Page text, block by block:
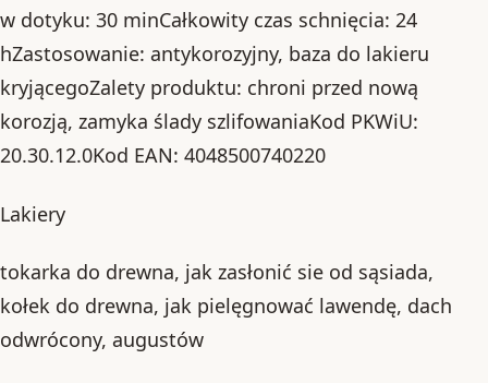
w dotyku: 30 minCałkowity czas schnięcia: 24
hZastosowanie: antykorozyjny, baza do lakieru
kryjącegoZalety produktu: chroni przed nową
korozją, zamyka ślady szlifowaniaKod PKWiU:
20.30.12.0Kod EAN: 4048500740220
Lakiery
tokarka do drewna, jak zasłonić sie od sąsiada,
kołek do drewna, jak pielęgnować lawendę, dach
odwrócony, augustów